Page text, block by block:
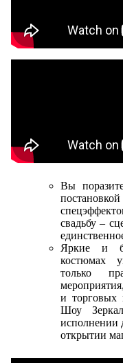
Вы
свадьбу –
Яркие и
костюмах
только
и торговых
Шоу
исполнении
открытии